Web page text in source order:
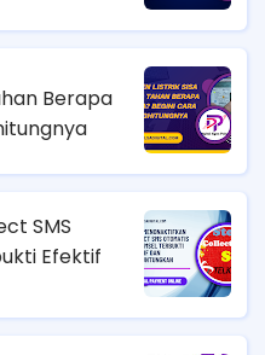
Berapa
SMS
Efektif